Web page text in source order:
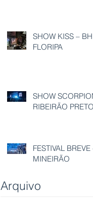
SHOW KISS –
FLORIPA
SHOW
RIBEIRÃO PRETO
FESTIVAL BREVE
MINEIRÃO
Arquivo